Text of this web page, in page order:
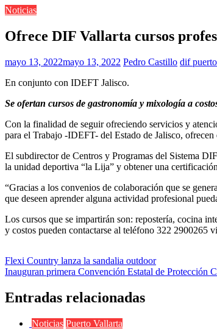
Noticias
Ofrece DIF Vallarta cursos
mayo 13, 2022mayo 13, 2022 Pedro Castillo dif
En conjunto con IDEFT Jalisco.
Se ofertan cursos de gastronomía y mixología a
Con la finalidad de seguir ofreciendo servicios y
para el Trabajo -IDEFT- del Estado de Jalisco,
El subdirector de Centros y Programas del Sistema
la unidad deportiva “la Lija” y obtener una
“Gracias a los convenios de colaboración que se
que deseen aprender alguna actividad profesional
Los cursos que se impartirán son: repostería, cocina
y costos pueden contactarse al teléfono 322 2900265
Navegación
de
entradas
Flexi Country lanza la sandalia outdoor
Inauguran primera Convención Estatal de Protección
Entradas relacionadas
Noticias Puerto Vallarta